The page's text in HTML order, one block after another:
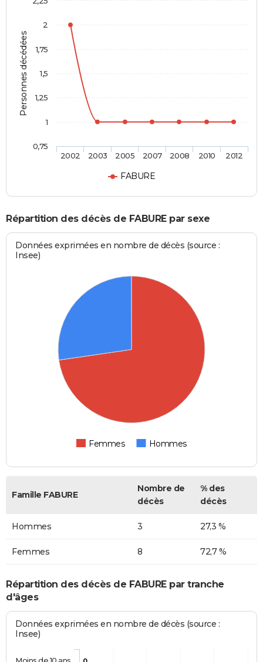
Personnes décédées
FABURE
2002 2003 2005 2007 2008 2010 2012
0,75
1
1,25
1,5
1,75
2
Répartition des décès de FABURE par sexe
Données exprimées en nombre de décès (source :
Insee)
Femmes Hommes
Famille FABURE
Nombre de
décès
% des
décès
Hommes 3 27,3 %
Femmes 8 72,7 %
Répartition des décès de FABURE par tranche
d'âges
Données exprimées en nombre de décès (source :
Insee)